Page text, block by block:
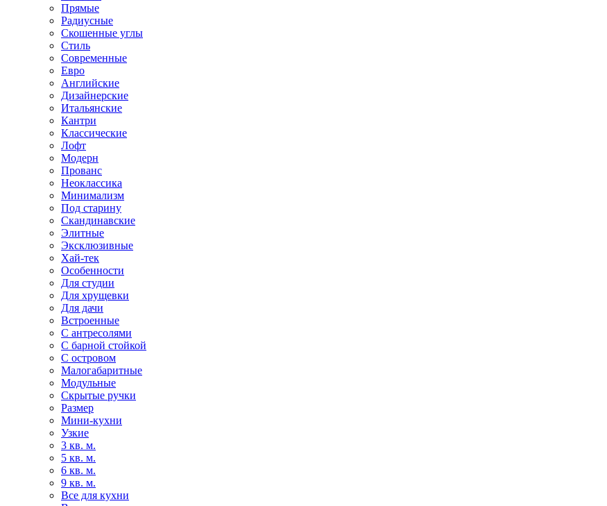
Прямые
Радиусные
Скошенные углы
Стиль
Современные
Евро
Английские
Дизайнерские
Итальянские
Кантри
Классические
Лофт
Модерн
Прованс
Неоклассика
Минимализм
Под старину
Скандинавские
Элитные
Эксклюзивные
Хай-тек
Особенности
Для студии
Для хрущевки
Для дачи
Встроенные
С антресолями
С барной стойкой
С островом
Малогабаритные
Модульные
Скрытые ручки
Размер
Мини-кухни
Узкие
3 кв. м.
5 кв. м.
6 кв. м.
9 кв. м.
Все для кухни